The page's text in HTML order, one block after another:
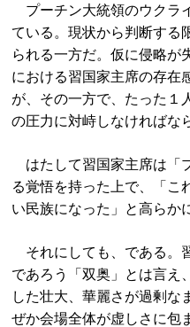
プーチン大統領のウクラ
ている。現状から判断する
られる一方だ。仮に侵略が
における習国家主席の存在
が、その一方で、たった１
の圧力に対峙しなければな
はたして習国家主席は「
る覚悟を持った上で、「こ
い民族になった」と高らか
それにしても、である。
であろう「双奥」とは言え
した壮大、華麗さが過剰な
ぜか会場全体が虚しさに包